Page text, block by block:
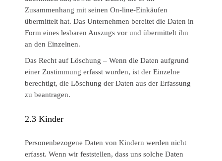
Zusammenhang mit seinen On-line-Einkäufen
übermittelt hat. Das Unternehmen bereitet die Daten in
Form eines lesbaren Auszugs vor und übermittelt ihn
an den Einzelnen.
Das Recht auf Löschung – Wenn die Daten aufgrund
einer Zustimmung erfasst wurden, ist der Einzelne
berechtigt, die Löschung der Daten aus der Erfassung
zu beantragen.
2.3Kinder
Personenbezogene Daten von Kindern werden nicht
erfasst. Wenn wir feststellen, dass uns solche Daten